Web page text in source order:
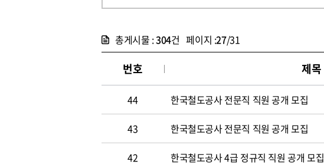
총게시물 :304건 페이지 :27/31
번호 제목
44 한국철도공사 전문직 직원 공개 모집
43 한국철도공사 전문직 직원 공개 모집
42 한국철도공사 4급 정규직 직원 공개 모집